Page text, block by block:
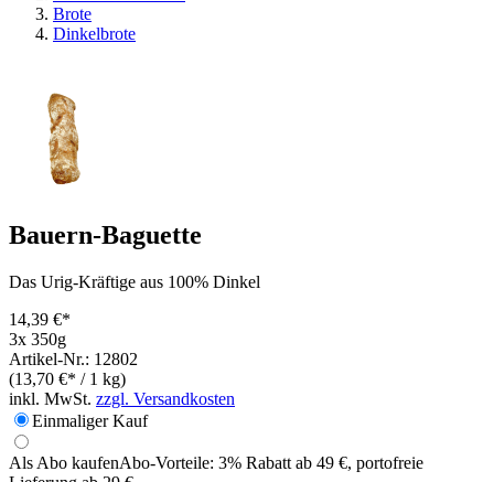
Brote
Dinkelbrote
Bauern-Baguette
Das Urig-Kräftige aus 100% Dinkel
14,39 €*
3x 350g
Artikel-Nr.: 12802
(13,70 €* / 1 kg)
inkl. MwSt. zzgl. Versandkosten
Einmaliger Kauf
Als Abo kaufenAbo-Vorteile: 3% Rabatt ab 49 €, portofreie